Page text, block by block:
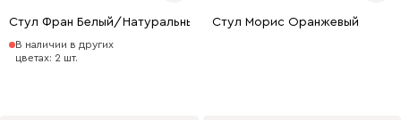
Стул Фран Белый/Натуральный
В наличии в других
цветах: 2 шт.
Стул Морис Оранжевый